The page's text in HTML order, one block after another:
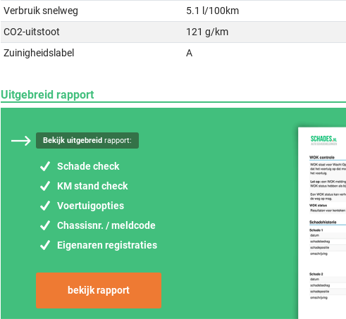
Verbruik snelweg
5.1 l/100km
CO2-uitstoot
121 g/km
Zuinigheidslabel
A
Uitgebreid rapport
Bekijk uitgebreid rapport:
Schade check
KM stand check
Voertuigopties
Chassisnr. / meldcode
Eigenaren registraties
bekijk rapport